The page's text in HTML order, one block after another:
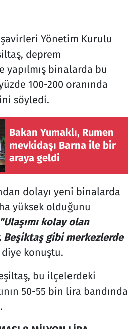
Yönetim Kurulu
deprem
yapılmış binalarda bu
100-200 oranında
söyledi.
Bakan Yumaklı, Rumen
mevkidaşı Barna ile bir
araya geldi
dolayı yeni binalarda
yüksek olduğunu
"Ulaşımı kolay olan
Beşiktaş gibi merkezlerde
diye konuştu.
bu ilçelerdeki
50-55 bin lira bandında